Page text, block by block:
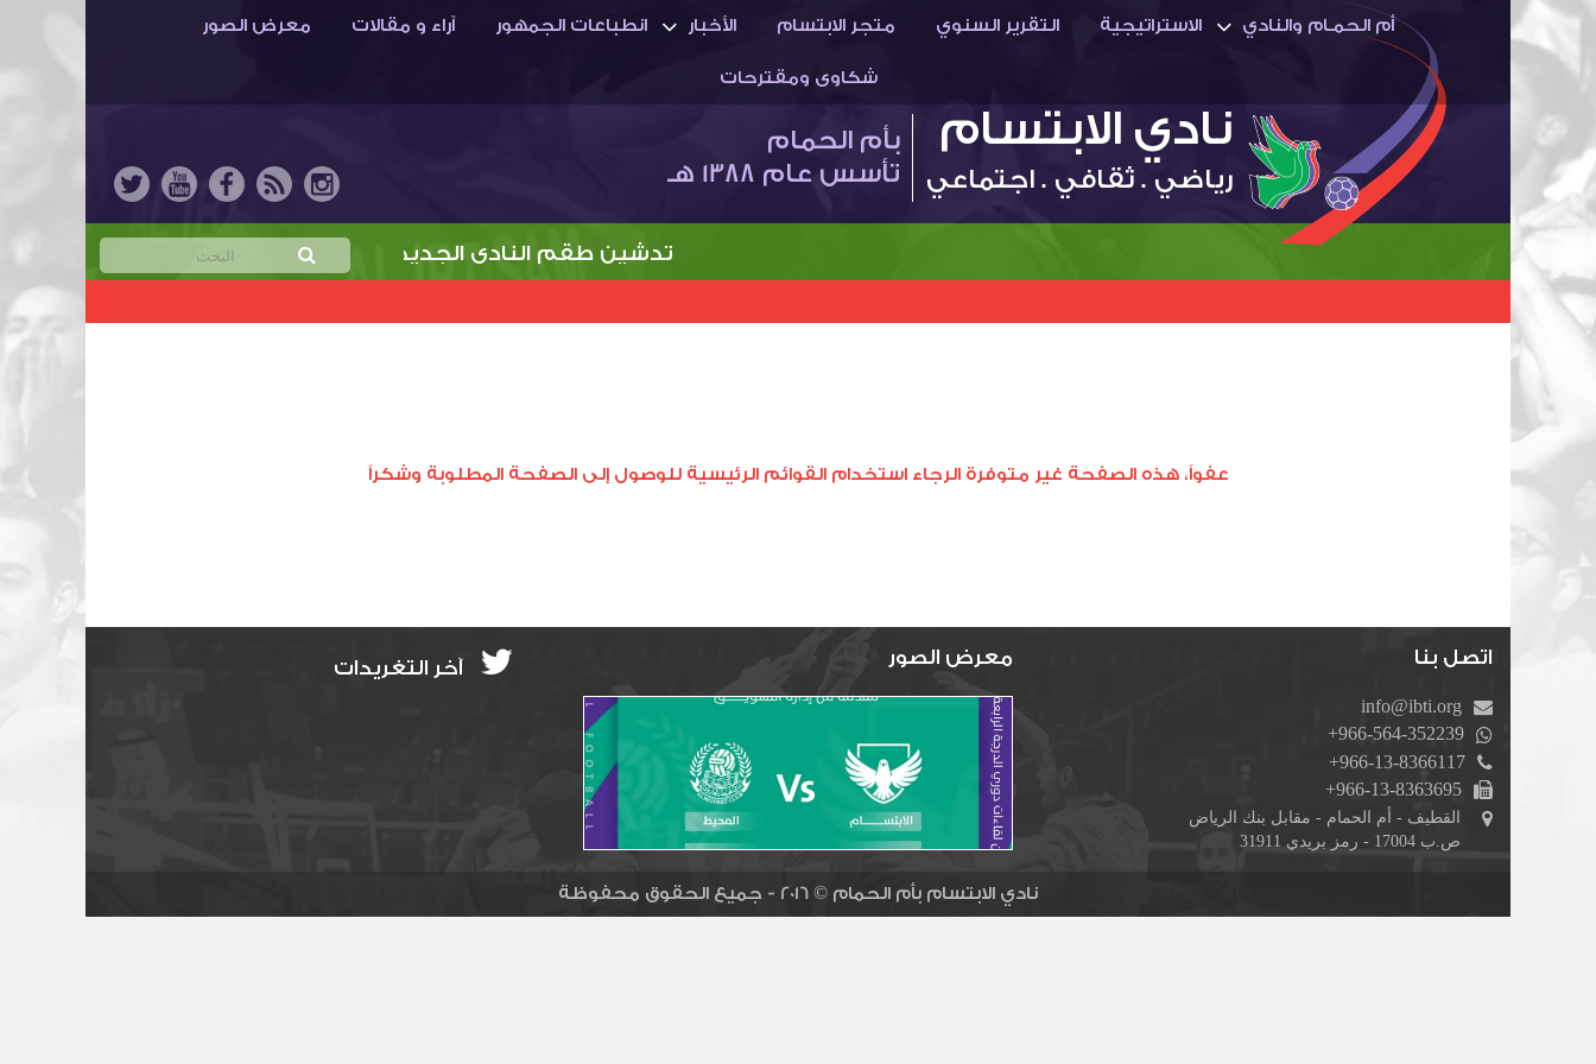
أم الحمـام والنادي الاستراتيجية التقرير السنوي متجر الابتسام الأخبار انطباعات الجمهور آراء و مقالات معرض الصور
شكاوى ومقترحات
نادي الابتسام
رياضي . ثقافي . اجتماعي
بأم الحمام
تأسس عام 1388 هـ
تدشين طقم النادي الجديد خمن نتيجة مباراة الابتسام
عفواً، هذه الصفحة غير متوفرة الرجاء استخدام القوائم الرئيسية للوصول إلى الصفحة المطلوبة وشكراً
اتصل بنا
info@ibti.org
+966-564-352239
+966-13-8366117
+966-13-8363695
القطيف - أم الحمام - مقابل بنك الرياض
ص.ب 17004 - رمز بريدي 31911
معرض الصور آخر التغريدات
نادي الابتسام بأم الحمام © 2016 - جميع الحقوق محفوظة